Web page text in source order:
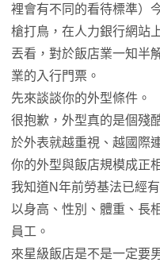
裡會有不同的看待標準）
槍打鳥，在人力銀行網站
丟看，對於飯店業一知半
業的入行門票。
先來談談你的外型條件。
很抱歉，外型真的是個殘
於外表就越重視、越國際
你的外型與飯店規模成正
我知道N年前勞基法已經
以身高、性別、體重、長
員工。
來星級飯店是不是一定要